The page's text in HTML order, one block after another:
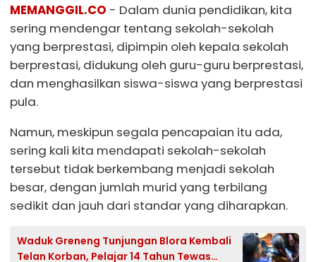
MEMANGGIL.CO - Dalam dunia pendidikan, kita
sering mendengar tentang sekolah-sekolah
yang berprestasi, dipimpin oleh kepala sekolah
berprestasi, didukung oleh guru-guru berprestasi,
dan menghasilkan siswa-siswa yang berprestasi
pula.
Namun, meskipun segala pencapaian itu ada,
sering kali kita mendapati sekolah-sekolah
tersebut tidak berkembang menjadi sekolah
besar, dengan jumlah murid yang terbilang
sedikit dan jauh dari standar yang diharapkan.
Waduk Greneng Tunjungan Blora Kembali
Telan Korban, Pelajar 14 Tahun Tewas